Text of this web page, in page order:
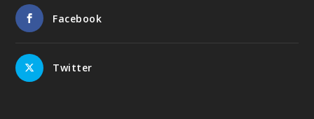
Facebook
Twitter